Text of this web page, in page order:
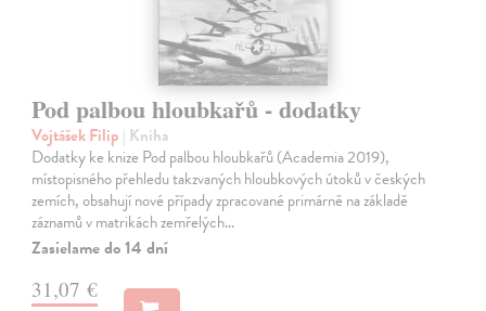
Pod palbou hloubkařů - dodatky
Vojtášek Filip | Kniha
Dodatky ke knize Pod palbou hloubkařů (Academia 2019),
místopisného přehledu takzvaných hloubkových útoků v českých
zemích, obsahují nové případy zpracované primárně na základě
záznamů v matrikách zemřelých…
Zasielame do 14 dní
31,07 €